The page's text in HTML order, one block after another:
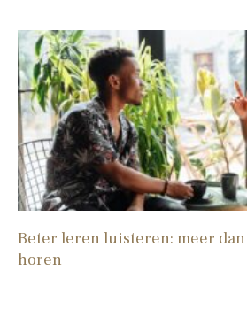
Beter leren luisteren: meer
horen